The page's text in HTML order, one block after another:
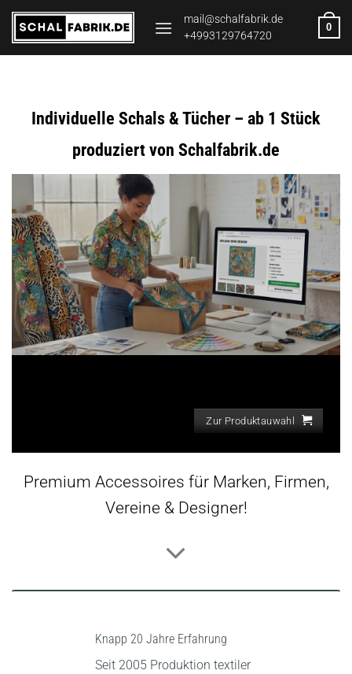
Zum
Inhalt
springen
mail@schalfabrik.de
+4993129764720
0
Individuelle Schals & Tücher – ab 1 Stück
produziert von Schalfabrik.de
Zur Produktauwahl
Premium Accessoires für Marken, Firmen,
Vereine & Designer!
Knapp 20 Jahre Erfahrung
Seit 2005 Produktion textiler